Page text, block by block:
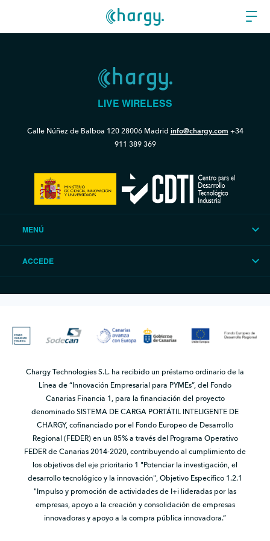
LIVE WIRELESS
Calle Núñez de Balboa 12028006 Madrid info@chargy.com +34
911 389 369
MENÚ
ACCEDE
Chargy Technologies S.L. ha recibido un préstamo ordinario de la
Línea de “Innovación Empresarial para PYMEs”, del Fondo
Canarias Financia 1, para la financiación del proyecto
denominado SISTEMA DE CARGA PORTÁTIL INTELIGENTE DE
CHARGY, cofinanciado por el Fondo Europeo de Desarrollo
Regional (FEDER) en un 85% a través del Programa Operativo
FEDER de Canarias 2014-2020, contribuyendo al cumplimiento de
los objetivos del eje prioritario 1 "Potenciar la investigación, el
desarrollo tecnológico y la innovación", Objetivo Específico 1.2.1
"Impulso y promoción de actividades de I+i lideradas por las
empresas, apoyo a la creación y consolidación de empresas
innovadoras y apoyo a la compra pública innovadora.”